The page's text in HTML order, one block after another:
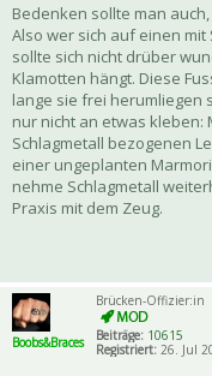
Bedenken sollte man
Also wer sich auf einen
sollte sich nicht drüber
Klamotten hängt. Diese
lange sie frei herumliegen
nur nicht an etwas
Schlagmetall bezogenen
einer ungeplanten
nehme Schlagmetall
Praxis mit dem Zeug.
Boobs&Braces
Brücken-Offizier:in
Beiträge: 10615
Registriert: 26. Jul